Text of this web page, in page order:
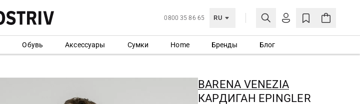
0800 35 86 65 RU
ЛИЧНЫЙ КАБИНЕТ
Еще не зарегистрированы?
Обувь Аксессуары Сумки Home Бренды Блог
BARENA VENEZIA
КАРДИГАН EPINGLER